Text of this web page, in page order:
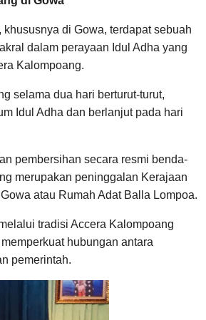
di Gowa, terdapat sebuah
dalam perayaan Idul Adha yang
Kalompoang.
selama dua hari berturut-turut,
Idul Adha dan berlanjut pada hari
pembersihan secara resmi benda-
merupakan peninggalan Kerajaan
atau Rumah Adat Balla Lompoa.
tradisi Accera Kalompoang
hubungan antara
pemerintah.